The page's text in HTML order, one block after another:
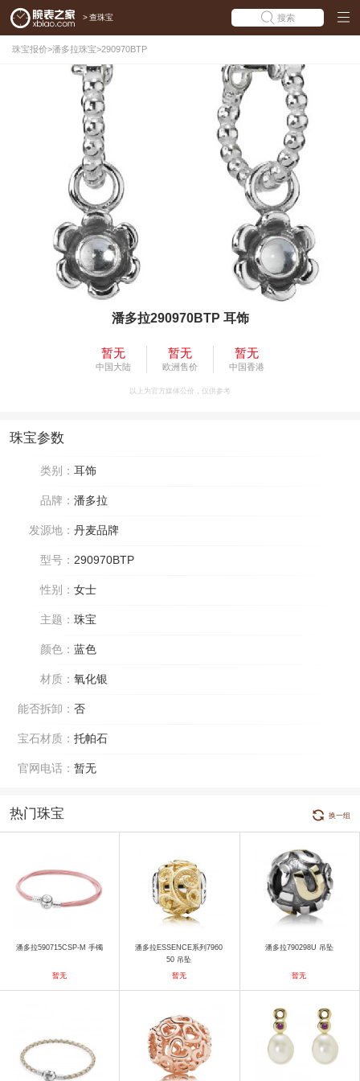
> 查珠宝 搜索
珠宝报价>潘多拉珠宝>290970BTP
潘多拉290970BTP 耳饰
暂无
中国大陆
暂无
欧洲售价
暂无
中国香港
以上为官方媒体公价，仅供参考
珠宝参数
类别： 耳饰
品牌： 潘多拉
发源地： 丹麦品牌
型号： 290970BTP
性别： 女士
主题： 珠宝
颜色： 蓝色
材质： 氧化银
能否拆卸： 否
宝石材质： 托帕石
官网电话： 暂无
热门珠宝 换一组
潘多拉590715CSP-M 手镯
暂无
潘多拉ESSENCE系列7960
50 吊坠
暂无
潘多拉790298U 吊坠
暂无